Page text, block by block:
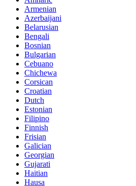
Armenian
Azerbaijani
Belarusian
Bengali
Bosnian
Bulgarian
Cebuano
Chichewa
Corsican
Croatian
Dutch
Estonian
Filipino
Finnish
Frisian
Galician
Georgian
Gujarati
Haitian
Hausa